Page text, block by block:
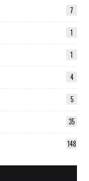
7
1
1
4
5
35
148